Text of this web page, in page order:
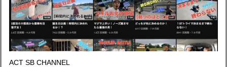
ACT SB CHANNEL